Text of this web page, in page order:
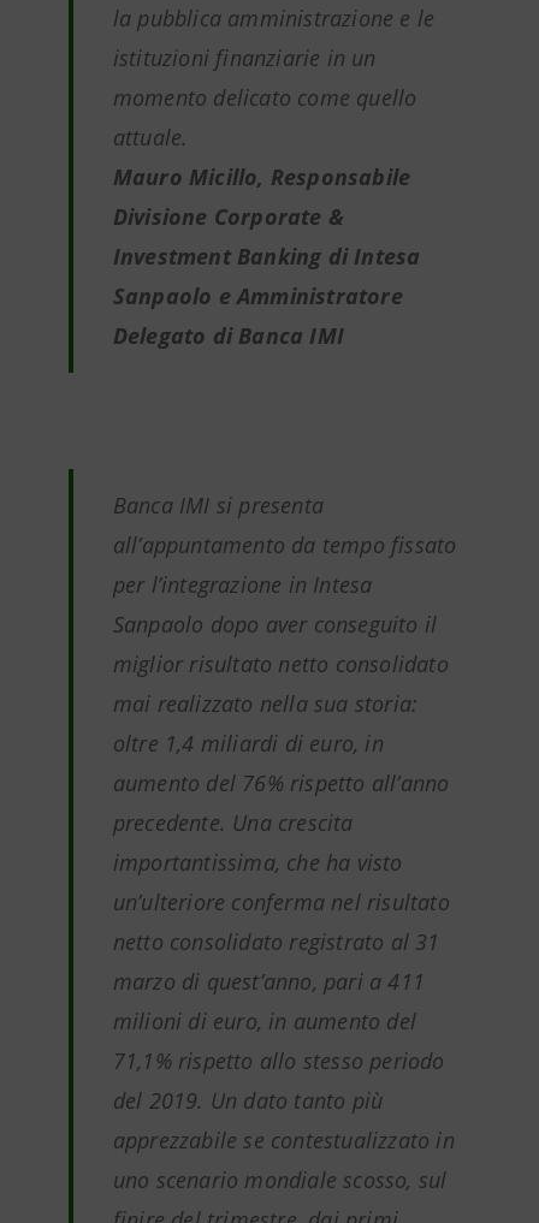
la pubblica amministrazione e le
istituzioni finanziarie in un
momento delicato come quello
attuale.
Mauro Micillo, Responsabile
Divisione Corporate &
Investment Banking di Intesa
Sanpaolo e Amministratore
Delegato di Banca IMI
Banca IMI si presenta
all’appuntamento da tempo fissato
per l’integrazione in Intesa
Sanpaolo dopo aver conseguito il
miglior risultato netto consolidato
mai realizzato nella sua storia:
oltre 1,4 miliardi di euro, in
aumento del 76% rispetto all’anno
precedente. Una crescita
importantissima, che ha visto
un’ulteriore conferma nel risultato
netto consolidato registrato al 31
marzo di quest’anno, pari a 411
milioni di euro, in aumento del
71,1% rispetto allo stesso periodo
del 2019. Un dato tanto più
apprezzabile se contestualizzato in
uno scenario mondiale scosso, sul